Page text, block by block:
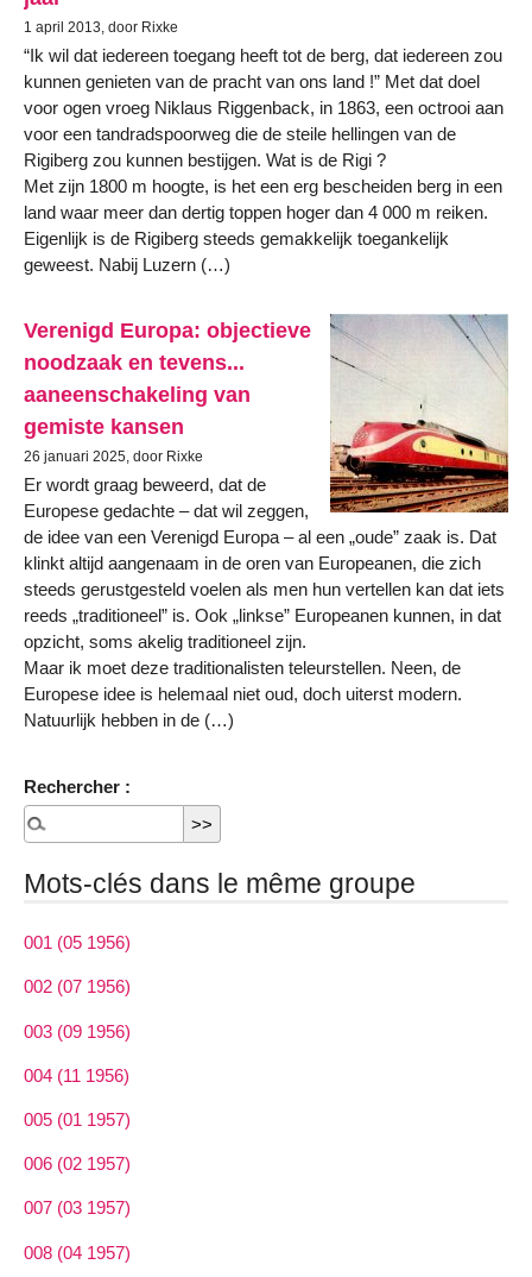
1 april 2013, door Rixke
“Ik wil dat iedereen toegang heeft tot de berg, dat iedereen zou
kunnen genieten van de pracht van ons land !” Met dat doel
voor ogen vroeg Niklaus Riggenback, in 1863, een octrooi aan
voor een tandradspoorweg die de steile hellingen van de
Rigiberg zou kunnen bestijgen. Wat is de Rigi ?
Met zijn 1800 m hoogte, is het een erg bescheiden berg in een
land waar meer dan dertig toppen hoger dan 4 000 m reiken.
Eigenlijk is de Rigiberg steeds gemakkelijk toegankelijk
geweest. Nabij Luzern (…)
Verenigd Europa: objectieve
noodzaak en tevens...
aaneenschakeling van
gemiste kansen
26 januari 2025, door Rixke
Er wordt graag beweerd, dat de
Europese gedachte – dat wil zeggen,
de idee van een Verenigd Europa – al een „oude” zaak is. Dat
klinkt altijd aangenaam in de oren van Europeanen, die zich
steeds gerustgesteld voelen als men hun vertellen kan dat iets
reeds „traditioneel” is. Ook „linkse” Europeanen kunnen, in dat
opzicht, soms akelig traditioneel zijn.
Maar ik moet deze traditionalisten teleurstellen. Neen, de
Europese idee is helemaal niet oud, doch uiterst modern.
Natuurlijk hebben in de (…)
Rechercher :
Mots-clés dans le même groupe
001 (05 1956)
002 (07 1956)
003 (09 1956)
004 (11 1956)
005 (01 1957)
006 (02 1957)
007 (03 1957)
008 (04 1957)